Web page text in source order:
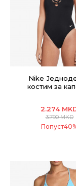
Nike
костим за
2.274
3.790MKD
Попуст40